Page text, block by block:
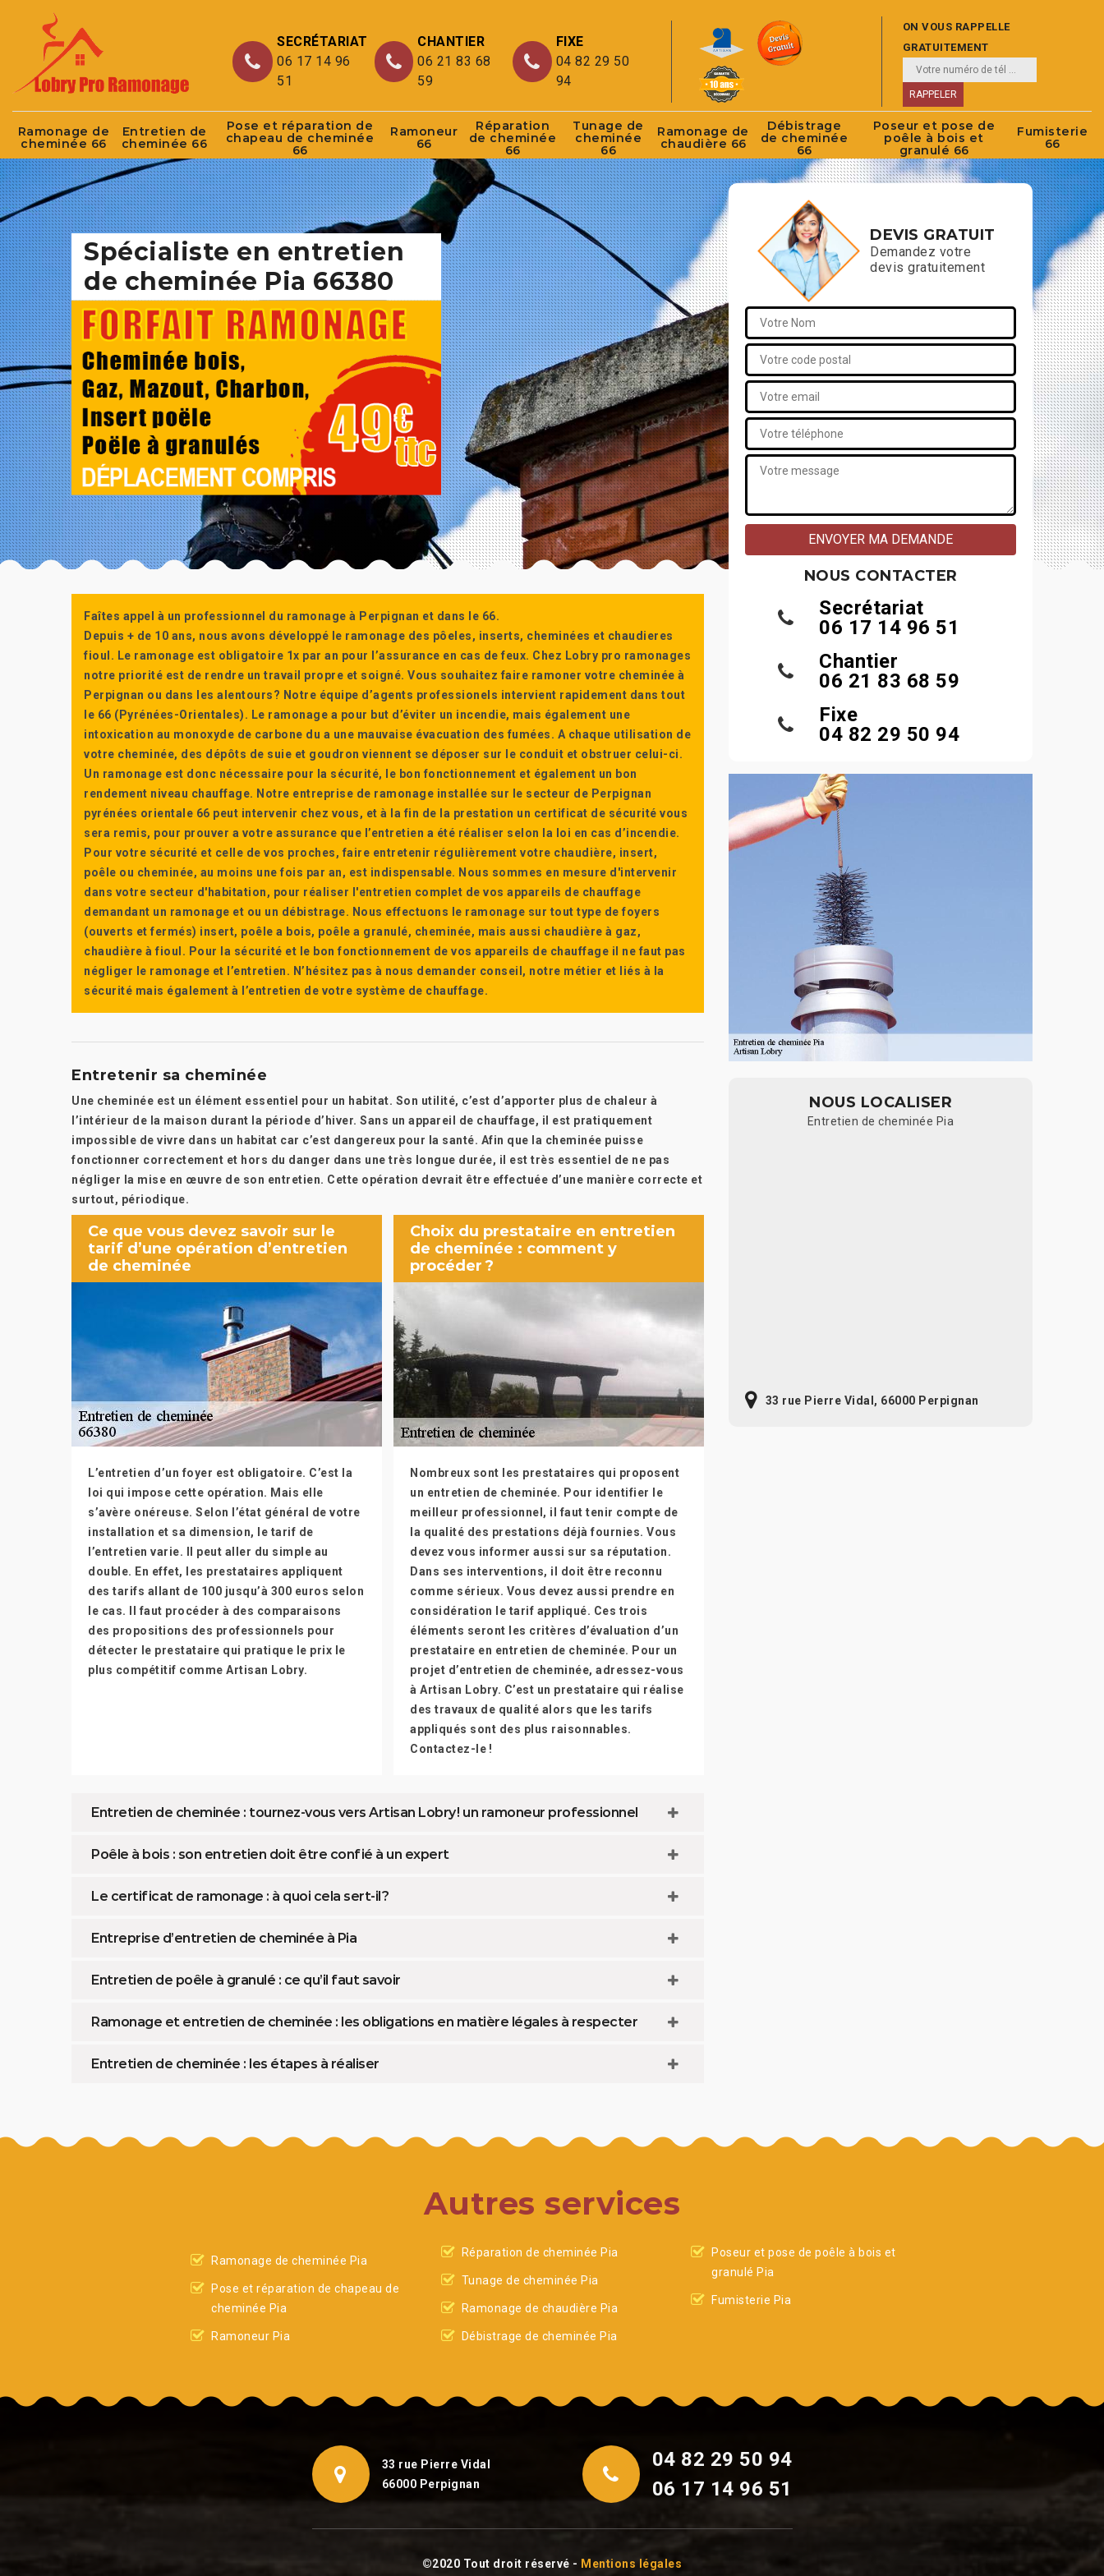
SECRÉTARIAT
06 17 14 96
51
CHANTIER
06 21 83 68
59
FIXE
04 82 29 50
94
ON VOUS RAPPELLE
GRATUITEMENT
Ramonage de
cheminée 66
Entretien de
cheminée 66
Pose et réparation de
chapeau de cheminée
66
Ramoneur
66
Réparation
de cheminée
66
Tunage de
cheminée
66
Ramonage de
chaudière 66
Débistrage
de cheminée
66
Poseur et pose de
poêle à bois et
granulé 66
Fumisterie
66
Spécialiste en entretien
de cheminée Pia 66380
Faîtes appel à un professionnel du ramonage à Perpignan et dans le 66.
Depuis + de 10 ans, nous avons développé le ramonage des pôeles, inserts, cheminées et chaudieres
fioul. Le ramonage est obligatoire 1x par an pour l’assurance en cas de feux. Chez Lobry pro ramonages
notre priorité est de rendre un travail propre et soigné. Vous souhaitez faire ramoner votre cheminée à
Perpignan ou dans les alentours? Notre équipe d’agents professionels intervient rapidement dans tout
le 66 (Pyrénées-Orientales). Le ramonage a pour but d’éviter un incendie, mais également une
intoxication au monoxyde de carbone du a une mauvaise évacuation des fumées. A chaque utilisation de
votre cheminée, des dépôts de suie et goudron viennent se déposer sur le conduit et obstruer celui-ci.
Un ramonage est donc nécessaire pour la sécurité, le bon fonctionnement et également un bon
rendement niveau chauffage. Notre entreprise de ramonage installée sur le secteur de Perpignan
pyrénées orientale 66 peut intervenir chez vous, et à la fin de la prestation un certificat de sécurité vous
sera remis, pour prouver a votre assurance que l’entretien a été réaliser selon la loi en cas d’incendie.
Pour votre sécurité et celle de vos proches, faire entretenir régulièrement votre chaudière, insert,
poêle ou cheminée, au moins une fois par an, est indispensable. Nous sommes en mesure d'intervenir
dans votre secteur d'habitation, pour réaliser l'entretien complet de vos appareils de chauffage
demandant un ramonage et ou un débistrage. Nous effectuons le ramonage sur tout type de foyers
(ouverts et fermés) insert, poêle a bois, poêle a granulé, cheminée, mais aussi chaudière à gaz,
chaudière à fioul. Pour la sécurité et le bon fonctionnement de vos appareils de chauffage il ne faut pas
négliger le ramonage et l’entretien. N’hésitez pas à nous demander conseil, notre métier et liés à la
sécurité mais également à l’entretien de votre système de chauffage.
Entretenir sa cheminée
Une cheminée est un élément essentiel pour un habitat. Son utilité, c’est d’apporter plus de chaleur à
l’intérieur de la maison durant la période d’hiver. Sans un appareil de chauffage, il est pratiquement
impossible de vivre dans un habitat car c’est dangereux pour la santé. Afin que la cheminée puisse
fonctionner correctement et hors du danger dans une très longue durée, il est très essentiel de ne pas
négliger la mise en œuvre de son entretien. Cette opération devrait être effectuée d’une manière correcte et
surtout, périodique.
Ce que vous devez savoir sur le
tarif d’une opération d’entretien
de cheminée
L’entretien d’un foyer est obligatoire. C’est la
loi qui impose cette opération. Mais elle
s’avère onéreuse. Selon l’état général de votre
installation et sa dimension, le tarif de
l’entretien varie. Il peut aller du simple au
double. En effet, les prestataires appliquent
des tarifs allant de 100 jusqu’à 300 euros selon
le cas. Il faut procéder à des comparaisons
des propositions des professionnels pour
détecter le prestataire qui pratique le prix le
plus compétitif comme Artisan Lobry.
Choix du prestataire en entretien
de cheminée : comment y
procéder ?
Nombreux sont les prestataires qui proposent
un entretien de cheminée. Pour identifier le
meilleur professionnel, il faut tenir compte de
la qualité des prestations déjà fournies. Vous
devez vous informer aussi sur sa réputation.
Dans ses interventions, il doit être reconnu
comme sérieux. Vous devez aussi prendre en
considération le tarif appliqué. Ces trois
éléments seront les critères d’évaluation d’un
prestataire en entretien de cheminée. Pour un
projet d’entretien de cheminée, adressez-vous
à Artisan Lobry. C’est un prestataire qui réalise
des travaux de qualité alors que les tarifs
appliqués sont des plus raisonnables.
Contactez-le !
Entretien de cheminée : tournez-vous vers Artisan Lobry ! un ramoneur professionnel
Poêle à bois : son entretien doit être confié à un expert
Le certificat de ramonage : à quoi cela sert-il ?
Entreprise d’entretien de cheminée à Pia
Entretien de poêle à granulé : ce qu’il faut savoir
Ramonage et entretien de cheminée : les obligations en matière légales à respecter
Entretien de cheminée : les étapes à réaliser
DEVIS GRATUIT
Demandez votre
devis gratuitement
NOUS CONTACTER
Secrétariat
06 17 14 96 51
Chantier
06 21 83 68 59
Fixe
04 82 29 50 94
NOUS LOCALISER
Entretien de cheminée Pia
33 rue Pierre Vidal, 66000 Perpignan
Autres services
Ramonage de cheminée Pia
Pose et réparation de chapeau de
cheminée Pia
Ramoneur Pia
Réparation de cheminée Pia
Tunage de cheminée Pia
Ramonage de chaudière Pia
Débistrage de cheminée Pia
Poseur et pose de poêle à bois et
granulé Pia
Fumisterie Pia
33 rue Pierre Vidal
66000 Perpignan
04 82 29 50 94
06 17 14 96 51
©2020 Tout droit réservé - Mentions légales